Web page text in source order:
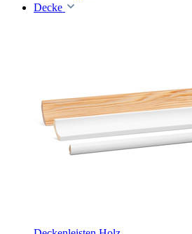
Decke